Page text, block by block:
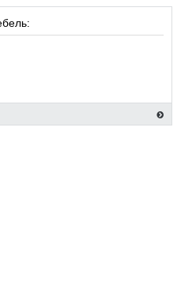
требования к
мебели.
общую идею проекта,
Определение
их расположения.
Создание чертежей и 3D-